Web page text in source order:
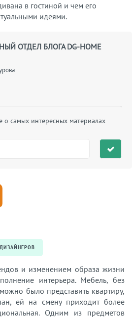
в гостиной и чем его
идеями.
ОТДЕЛ БЛОГА DG-HOME
о самых интересных материалах
и изменением образа жизни
интерьера. Мебель, без
было представить квартиру,
ей на смену приходит более
Одним из предметов